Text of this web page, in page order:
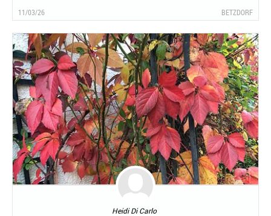
11/03/26 BETZDORF
Heidi Di Carlo